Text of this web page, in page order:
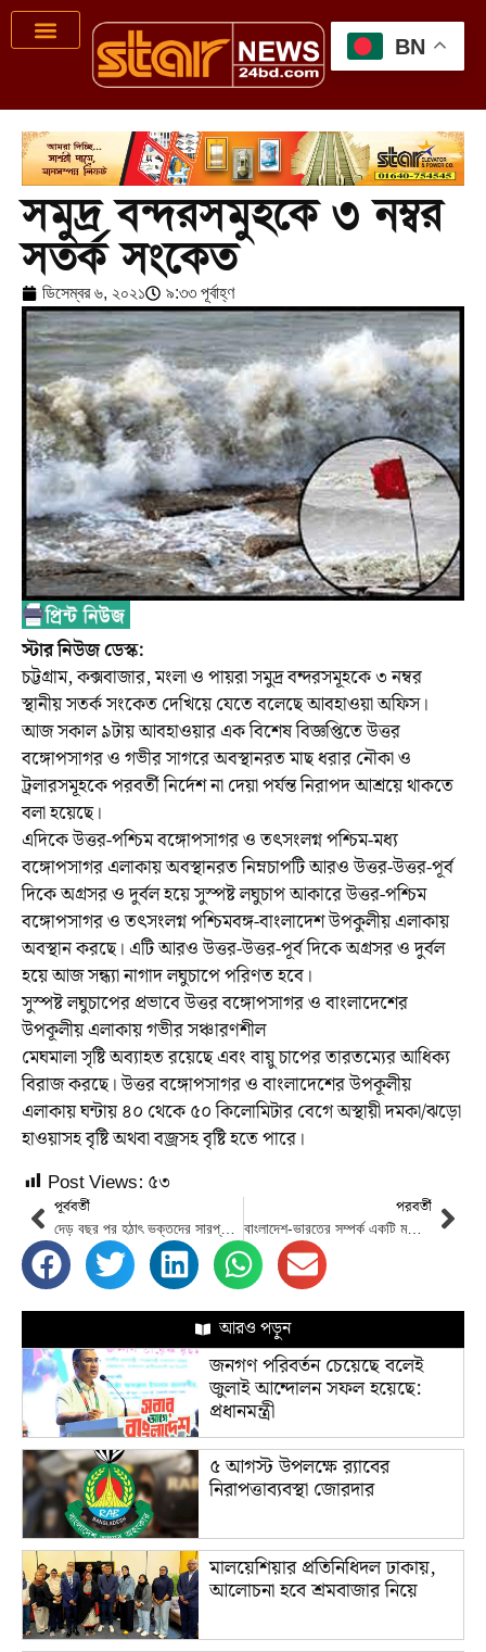
সমুদ্র বন্দরসমুহকে ৩ নম্বর
সতর্ক সংকেত
ডিসেম্বর ৬, ২০২১ ৯:৩৩ পূর্বাহ্ণ
স্টার ‍নিউজ ডেস্ক:
চট্টগ্রাম, কক্সবাজার, মংলা ও পায়রা সমুদ্র বন্দরসমূহকে ৩ নম্বর
স্থানীয় সতর্ক সংকেত দেখিয়ে যেতে বলেছে আবহাওয়া অফিস।
আজ সকাল ৯টায় আবহাওয়ার এক বিশেষ বিজ্ঞপ্তিতে উত্তর
বঙ্গোপসাগর ও গভীর সাগরে অবস্থানরত মাছ ধরার নৌকা ও
ট্রলারসমূহকে পরবর্তী নির্দেশ না দেয়া পর্যন্ত নিরাপদ আশ্রয়ে থাকতে
বলা হয়েছে।
এদিকে উত্তর-পশ্চিম বঙ্গোপসাগর ও তৎসংলগ্ন পশ্চিম-মধ্য
বঙ্গোপসাগর এলাকায় অবস্থানরত নিম্নচাপটি আরও উত্তর-উত্তর-পূর্ব
দিকে অগ্রসর ও দুর্বল হয়ে সুস্পষ্ট লঘুচাপ আকারে উত্তর-পশ্চিম
বঙ্গোপসাগর ও তৎসংলগ্ন পশ্চিমবঙ্গ-বাংলাদেশ উপকুলীয় এলাকায়
অবস্থান করছে। এটি আরও উত্তর-উত্তর-পূর্ব দিকে অগ্রসর ও দুর্বল
হয়ে আজ সন্ধ্যা নাগাদ লঘুচাপে পরিণত হবে।
সুস্পষ্ট লঘুচাপের প্রভাবে উত্তর বঙ্গোপসাগর ও বাংলাদেশের
উপকূলীয় এলাকায় গভীর সঞ্চারণশীল
মেঘমালা সৃষ্টি অব্যাহত রয়েছে এবং বায়ু চাপের তারতম্যের আধিক্য
বিরাজ করছে। উত্তর বঙ্গোপসাগর ও বাংলাদেশের উপকূলীয়
এলাকায় ঘন্টায় ৪০ থেকে ৫০ কিলোমিটার বেগে অস্থায়ী দমকা/ঝড়ো
হাওয়াসহ বৃষ্টি অথবা বজ্রসহ বৃষ্টি হতে পারে।
Post Views: ৫৩
পূর্ববর্তী
দেড় বছর পর হঠাৎ ভক্তদের সারপ্রাইজ দিলেন তাহসান
পরবর্তী
বাংলাদেশ-ভারতের সম্পর্ক একটি মডেল : পররাষ্ট্রমন্ত্রী
আরও পড়ুন
জনগণ পরিবর্তন চেয়েছে বলেই
জুলাই আন্দোলন সফল হয়েছে:
প্রধানমন্ত্রী
৫ আগস্ট উপলক্ষে র‌্যাবের
নিরাপত্তাব্যবস্থা জোরদার
মালয়েশিয়ার প্রতিনিধিদল ঢাকায়,
আলোচনা হবে শ্রমবাজার নিয়ে
BN